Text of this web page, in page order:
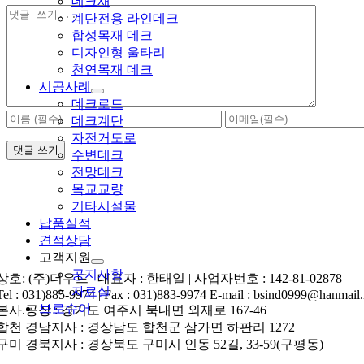
계단전용 라인데크
합성목재 데크
디자인형 울타리
천연목재 데크
시공사례
데크로드
데크계단
자전거도로
수변데크
전망데크
목교교량
기타시설물
납품실적
견적상담
고객지원
공지사항
자료실
브로슈어
댓
호: (주)더우드 | 대표자 : 한태일 | 사업자번호 : 142-81-02878
: 031)885-9974 | Fax : 031)883-9974 E-mail :
사.공장 : 경기도 여주시 북내면 외재로 167-46
천 경남지사 : 경상남도 합천군 삼가면 하판리 1272
미 경북지사 : 경상북도 구미시 인동 52길, 33-59(구평동)